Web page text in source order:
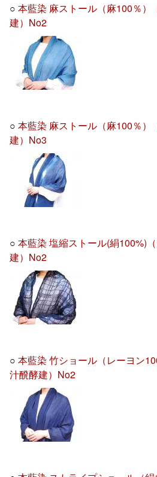
○本藍染 麻ストール（麻100％）
建）No2
○本藍染 麻ストール（麻100％）
建）No3
○本藍染 塩縮ストール(絹100%)
建）No2
○本藍染 竹ショール（レーヨン
汁醗酵建）No2